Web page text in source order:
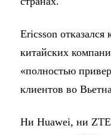
Ericsson отказался
китайских
«полностью
клиентов во
Ни Huawei, ни